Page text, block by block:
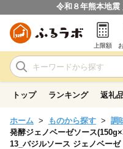
令和８年熊本地震
上限額
トップ ランキング 返礼
ホーム ものから探す
調
発酵ジェノベーゼソース
13_バジルソース ジェノベー